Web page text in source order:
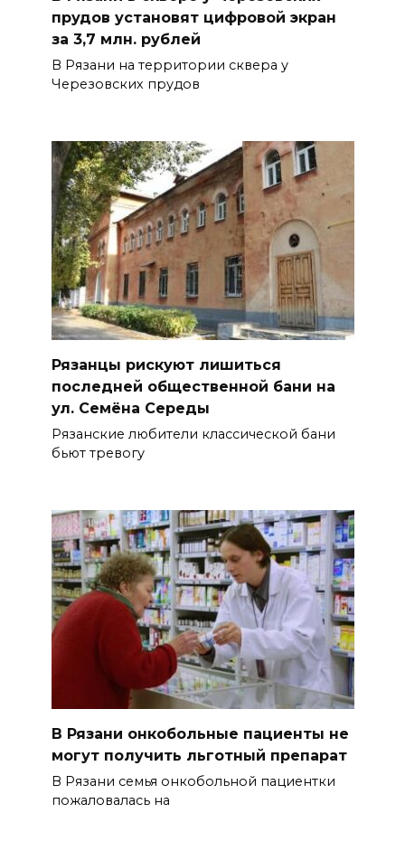
прудов установят цифровой экран
за 3,7 млн. рублей
В Рязани на территории сквера у
Черезовских прудов
Рязанцы рискуют лишиться
последней общественной бани на
ул. Семёна Середы
Рязанские любители классической бани
бьют тревогу
В Рязани онкобольные пациенты не
могут получить льготный препарат
В Рязани семья онкобольной пациентки
пожаловалась на